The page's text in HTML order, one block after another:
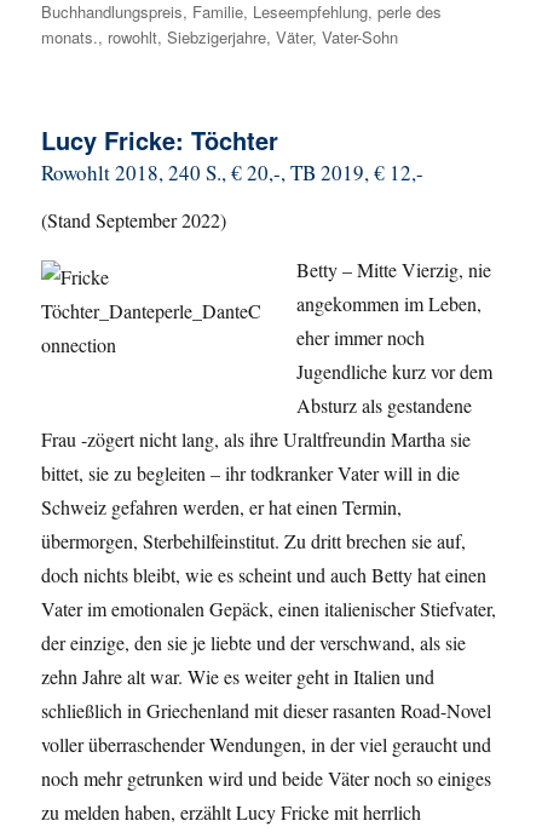
Buchhandlungspreis, Familie, Leseempfehlung,perle des
monats., rowohlt,Siebzigerjahre,Väter,Vater-Sohn
Lucy Fricke: Töchter
Rowohlt 2018, 240 S., € 20,-, TB 2019, € 12,-
(Stand September 2022)
Betty – Mitte Vierzig, nie
angekommen im Leben,
eher immer noch
Jugendliche kurz vor dem
Absturz als gestandene
Frau -zögert nicht lang, als ihre Uraltfreundin Martha sie
bittet, sie zu begleiten – ihr todkranker Vater will in die
Schweiz gefahren werden, er hat einen Termin,
übermorgen, Sterbehilfeinstitut. Zu dritt brechen sie auf,
doch nichts bleibt, wie es scheint und auch Betty hat einen
Vater im emotionalen Gepäck, einen italienischer Stiefvater,
der einzige, den sie je liebte und der verschwand, als sie
zehn Jahre alt war. Wie es weiter geht in Italien und
schließlich in Griechenland mit dieser rasanten Road-Novel
voller überraschender Wendungen, in der viel geraucht und
noch mehr getrunken wird und beide Väter noch so einiges
zu melden haben, erzählt Lucy Fricke mit herrlich